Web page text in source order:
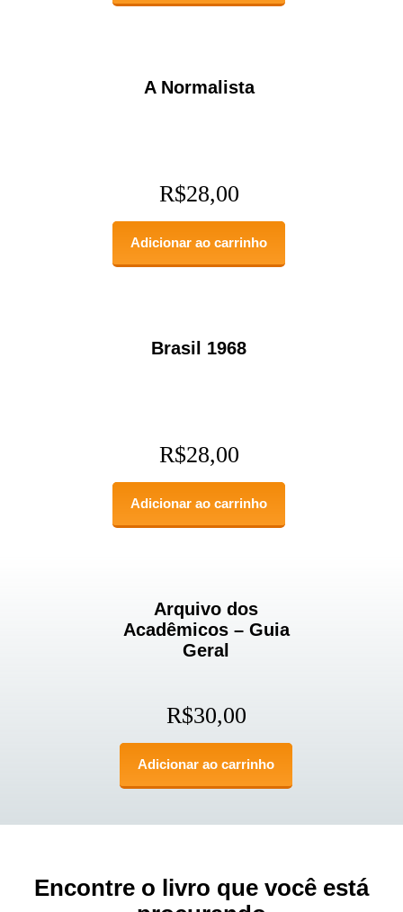
A Normalista
R$28,00
Adicionar ao carrinho
Brasil 1968
R$28,00
Adicionar ao carrinho
Arquivo dos
Acadêmicos – Guia
Geral
R$30,00
Adicionar ao carrinho
Encontre o livro que você está